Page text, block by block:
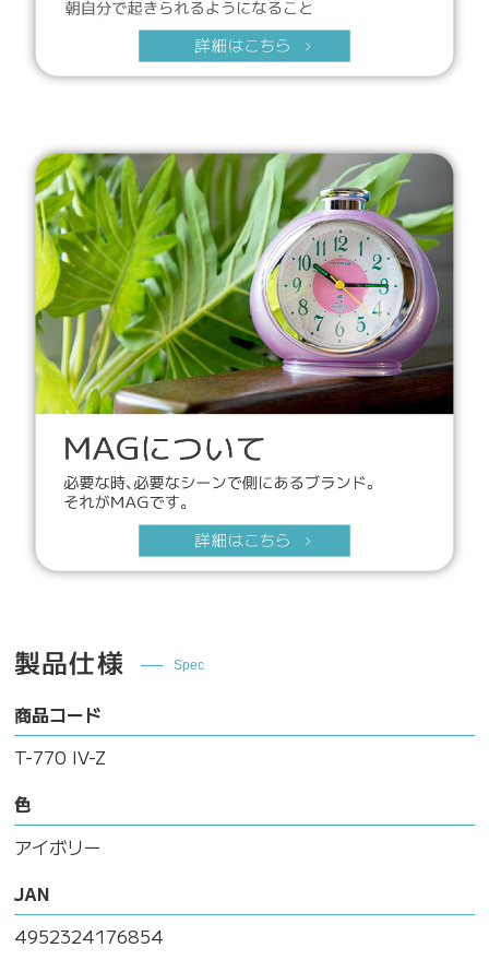
製品仕様 Spec
商品コード
T-770 IV-Z
色
アイボリー
JAN
4952324176854